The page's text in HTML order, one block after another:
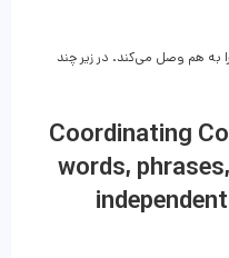
به هم وصل می‌کند. در زیر چند
Coordinating
words,